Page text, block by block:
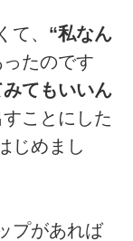
て、 “私なん
ったのです
てもいいん
ことにした
じめまし
プがあれば